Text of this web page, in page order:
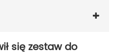
się zestaw do